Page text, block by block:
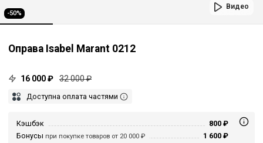
-50%
Видео
Оправа Isabel Marant 0212
16 000 ₽ 32 000 ₽
Доступна оплата частями
Кэшбэк
800 ₽
Бонусы при покупке товаров от 20 000 ₽
1 600 ₽